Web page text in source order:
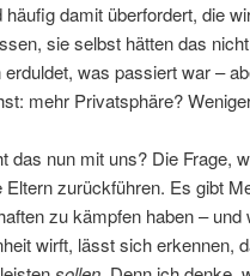
häufig damit überfordert, die
sie selbst hätten das
erduldet, was passiert war –
mehr Privatsphäre?
das nun mit uns? Die Frage,
Eltern zurückführen. Es gibt
zu kämpfen haben –
wirft, lässt sich erkennen,